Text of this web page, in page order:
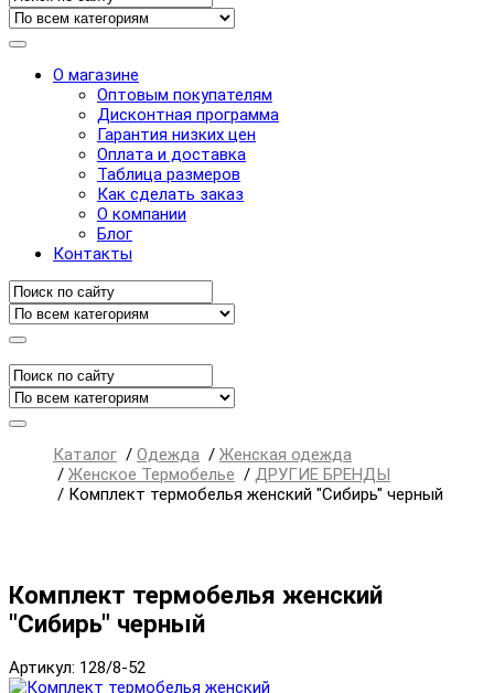
О магазине
Оптовым покупателям
Дисконтная программа
Гарантия низких цен
Оплата и доставка
Таблица размеров
Как сделать заказ
О компании
Блог
Контакты
Каталог / Одежда / Женская одежда
/ Женское Термобелье / ДРУГИЕ БРЕНДЫ
/ Комплект термобелья женский "Сибирь" черный
Комплект термобелья женский
"Сибирь" черный
Артикул: 128/8-52